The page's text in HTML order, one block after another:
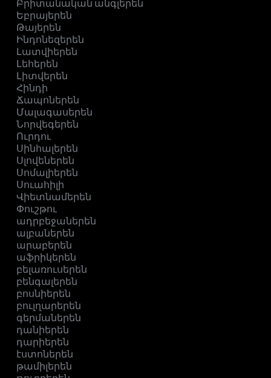
Բրիտանական անգլերեն
Եբրայերեն
Թայերեն
Ինդոնեզերեն
Լատվիերեն
Լեհերեն
Լիտվերեն
Հինդի
Ճապոներեն
Մալագասերեն
Նորվեգերեն
Ուրդու
Սինհալերեն
Սլովեներեն
Սոմալիերեն
Սուահիլի
Վիետնամերեն
Փուշթու
ադրբեջաներեն
ալբաներեն
արաբերեն
աֆրիկերեն
բելառուսերեն
բենգալերեն
բոսնիերեն
բուլղարերեն
գերմաներեն
դանիերեն
դարիերեն
էստոներեն
թամիլերեն